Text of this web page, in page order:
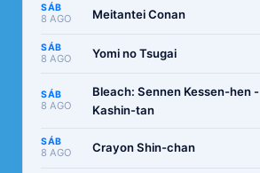
SÁB
8 AGO Meitantei Conan
SÁB
8 AGO Yomi no Tsugai
SÁB
8 AGO
Bleach: Sennen Kessen-hen -
Kashin-tan
SÁB
8 AGO Crayon Shin-chan